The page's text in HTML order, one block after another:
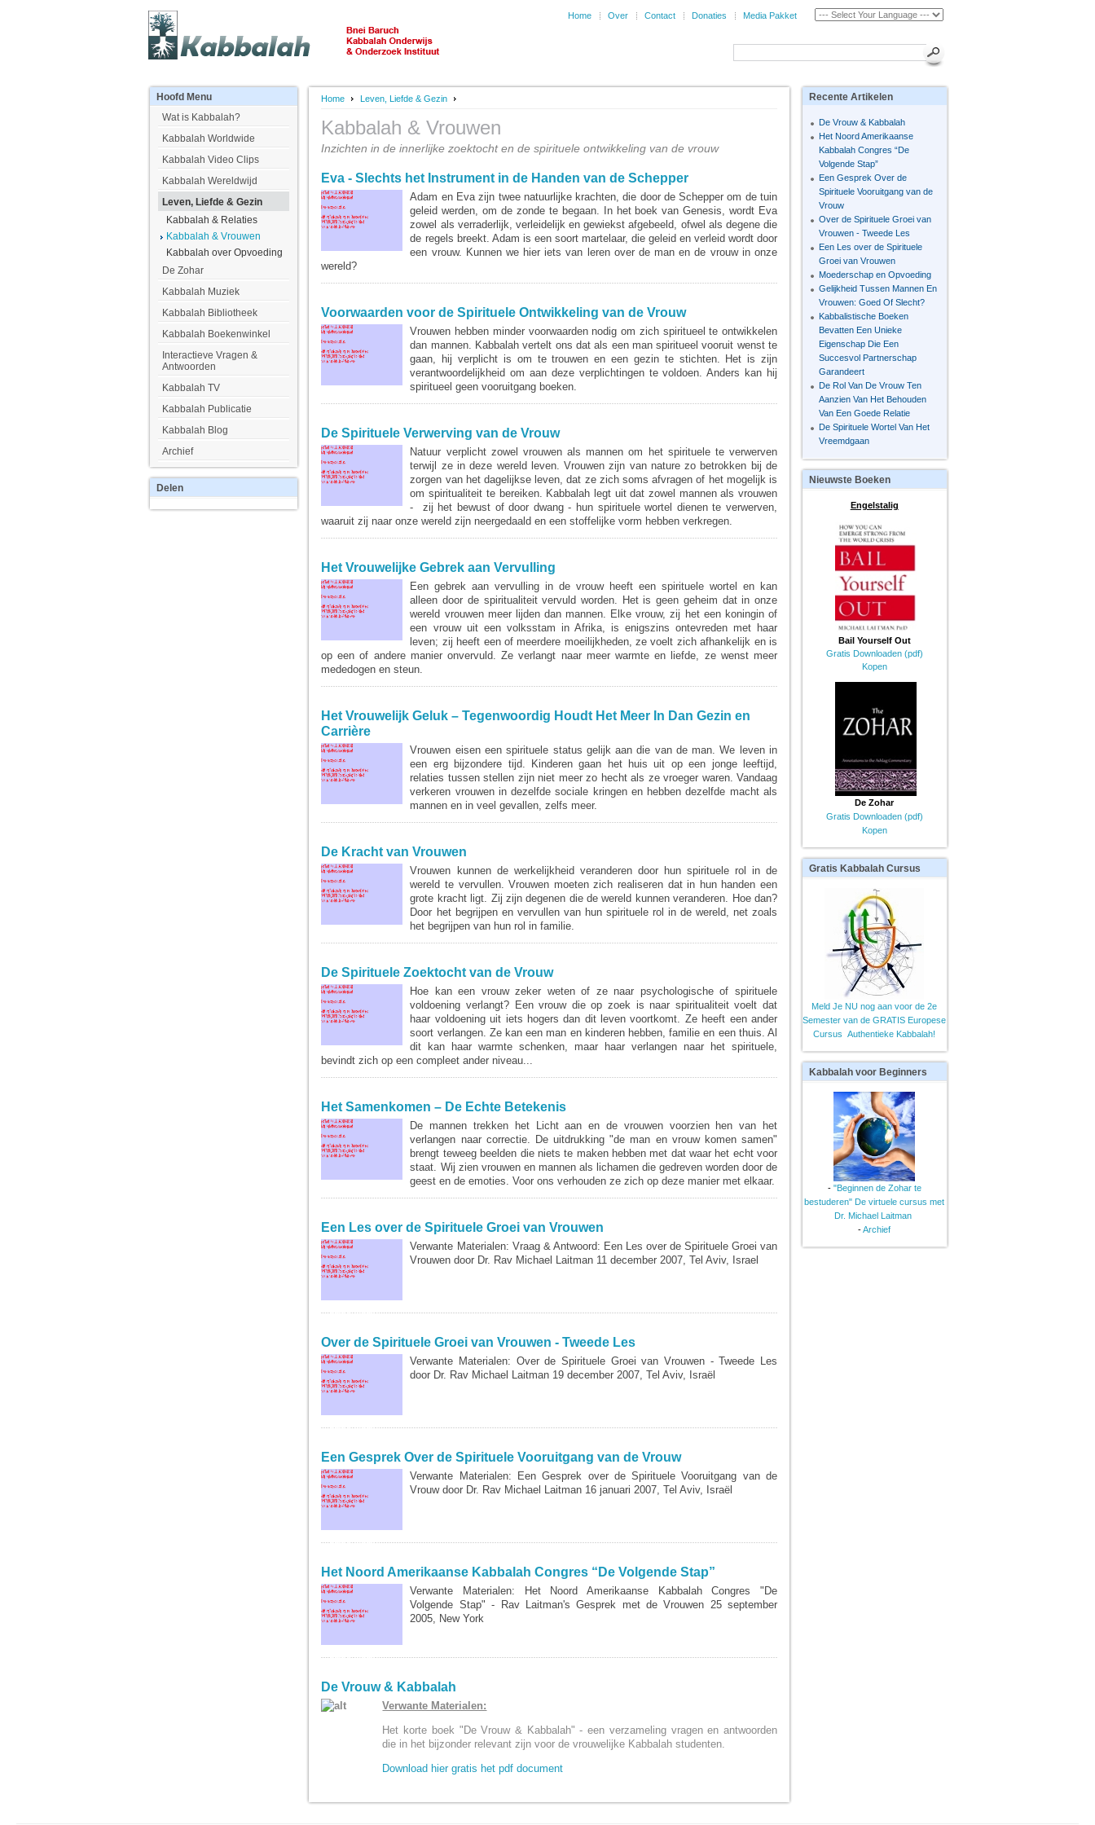
Home Over Contact Donaties Media Pakket
Home Leven, Liefde & Gezin
Kabbalah & Vrouwen
Inzichten in de innerlijke zoektocht en de spirituele ontwikkeling van de vrouw
Eva - Slechts het Instrument in de Handen van de Schepper
Adam en Eva zijn twee natuurlijke krachten, die door de Schepper om de tuin
geleid werden, om de zonde te begaan. In het boek van Genesis, wordt Eva
zowel als verraderlijk, verleidelijk en gewiekst afgebeeld, ofwel als degene die
de regels breekt. Adam is een soort martelaar, die geleid en verleid wordt door
een vrouw. Kunnen we hier iets van leren over de man en de vrouw in onze
wereld?
Voorwaarden voor de Spirituele Ontwikkeling van de Vrouw
Vrouwen hebben minder voorwaarden nodig om zich spiritueel te ontwikkelen
dan mannen. Kabbalah vertelt ons dat als een man spiritueel vooruit wenst te
gaan, hij verplicht is om te trouwen en een gezin te stichten. Het is zijn
verantwoordelijkheid om aan deze verplichtingen te voldoen. Anders kan hij
spiritueel geen vooruitgang boeken.
De Spirituele Verwerving van de Vrouw
Natuur verplicht zowel vrouwen als mannen om het spirituele te verwerven
terwijl ze in deze wereld leven. Vrouwen zijn van nature zo betrokken bij de
zorgen van het dagelijkse leven, dat ze zich soms afvragen of het mogelijk is
om spiritualiteit te bereiken. Kabbalah legt uit dat zowel mannen als vrouwen
- zij het bewust of door dwang - hun spirituele wortel dienen te verwerven,
waaruit zij naar onze wereld zijn neergedaald en een stoffelijke vorm hebben verkregen.
Het Vrouwelijke Gebrek aan Vervulling
Een gebrek aan vervulling in de vrouw heeft een spirituele wortel en kan
alleen door de spiritualiteit vervuld worden. Het is geen geheim dat in onze
wereld vrouwen meer lijden dan mannen. Elke vrouw, zij het een koningin of
een vrouw uit een volksstam in Afrika, is enigszins ontevreden met haar
leven; zij heeft een of meerdere moeilijkheden, ze voelt zich afhankelijk en is
op een of andere manier onvervuld. Ze verlangt naar meer warmte en liefde, ze wenst meer
mededogen en steun.
Het Vrouwelijk Geluk – Tegenwoordig Houdt Het Meer In Dan Gezin en
Carrière
Vrouwen eisen een spirituele status gelijk aan die van de man. We leven in
een erg bijzondere tijd. Kinderen gaan het huis uit op een jonge leeftijd,
relaties tussen stellen zijn niet meer zo hecht als ze vroeger waren. Vandaag
verkeren vrouwen in dezelfde sociale kringen en hebben dezelfde macht als
mannen en in veel gevallen, zelfs meer.
De Kracht van Vrouwen
Vrouwen kunnen de werkelijkheid veranderen door hun spirituele rol in de
wereld te vervullen. Vrouwen moeten zich realiseren dat in hun handen een
grote kracht ligt. Zij zijn degenen die de wereld kunnen veranderen. Hoe dan?
Door het begrijpen en vervullen van hun spirituele rol in de wereld, net zoals
het begrijpen van hun rol in familie.
De Spirituele Zoektocht van de Vrouw
Hoe kan een vrouw zeker weten of ze naar psychologische of spirituele
voldoening verlangt? Een vrouw die op zoek is naar spiritualiteit voelt dat
haar voldoening uit iets hogers dan dit leven voortkomt. Ze heeft een ander
soort verlangen. Ze kan een man en kinderen hebben, familie en een thuis. Al
dit kan haar warmte schenken, maar haar verlangen naar het spirituele,
bevindt zich op een compleet ander niveau...
Het Samenkomen – De Echte Betekenis
De mannen trekken het Licht aan en de vrouwen voorzien hen van het
verlangen naar correctie. De uitdrukking "de man en vrouw komen samen"
brengt teweeg beelden die niets te maken hebben met dat waar het echt voor
staat. Wij zien vrouwen en mannen als lichamen die gedreven worden door de
geest en de emoties. Voor ons verhouden ze zich op deze manier met elkaar.
Een Les over de Spirituele Groei van Vrouwen
Verwante Materialen: Vraag & Antwoord: Een Les over de Spirituele Groei van
Vrouwen door Dr. Rav Michael Laitman 11 december 2007, Tel Aviv, Israel
Over de Spirituele Groei van Vrouwen - Tweede Les
Verwante Materialen: Over de Spirituele Groei van Vrouwen - Tweede Les
door Dr. Rav Michael Laitman 19 december 2007, Tel Aviv, Israël
Een Gesprek Over de Spirituele Vooruitgang van de Vrouw
Verwante Materialen: Een Gesprek over de Spirituele Vooruitgang van de
Vrouw door Dr. Rav Michael Laitman 16 januari 2007, Tel Aviv, Israël
Het Noord Amerikaanse Kabbalah Congres “De Volgende Stap”
Verwante Materialen: Het Noord Amerikaanse Kabbalah Congres "De
Volgende Stap" - Rav Laitman's Gesprek met de Vrouwen 25 september
2005, New York
De Vrouw & Kabbalah
Verwante Materialen:
Het korte boek "De Vrouw & Kabbalah" - een verzameling vragen en antwoorden
die in het bijzonder relevant zijn voor de vrouwelijke Kabbalah studenten.
Download hier gratis het pdf document
Hoofd Menu
Wat is Kabbalah?
Kabbalah Worldwide
Kabbalah Video Clips
Kabbalah Wereldwijd
Leven, Liefde & Gezin
Kabbalah & Relaties
Kabbalah & Vrouwen
Kabbalah over Opvoeding
De Zohar
Kabbalah Muziek
Kabbalah Bibliotheek
Kabbalah Boekenwinkel
Interactieve Vragen &
Antwoorden
Kabbalah TV
Kabbalah Publicatie
Kabbalah Blog
Archief
Delen
RecenteArtikelen
De Vrouw & Kabbalah
Het Noord Amerikaanse
Kabbalah Congres “De
Volgende Stap”
Een Gesprek Over de
Spirituele Vooruitgang van de
Vrouw
Over de Spirituele Groei van
Vrouwen - Tweede Les
Een Les over de Spirituele
Groei van Vrouwen
Moederschap en Opvoeding
Gelijkheid Tussen Mannen En
Vrouwen: Goed Of Slecht?
Kabbalistische Boeken
Bevatten Een Unieke
Eigenschap Die Een
Succesvol Partnerschap
Garandeert
De Rol Van De Vrouw Ten
Aanzien Van Het Behouden
Van Een Goede Relatie
De Spirituele Wortel Van Het
Vreemdgaan
NieuwsteBoeken
Engelstalig
Bail Yourself Out
Gratis Downloaden (pdf)
Kopen
De Zohar
Gratis Downloaden (pdf)
Kopen
Gratis Kabbalah Cursus
Meld Je NU nog aan voor de 2e
Semester van de GRATIS Europese
Cursus Authentieke Kabbalah!
Kabbalahvoor Beginners
- "Beginnen de Zohar te
bestuderen" De virtuele cursus met
Dr. Michael Laitman
-Archief